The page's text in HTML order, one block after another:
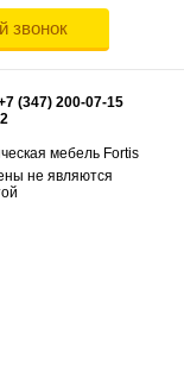
звонок
(347) 200-07-15
мебель Fortis
не являются